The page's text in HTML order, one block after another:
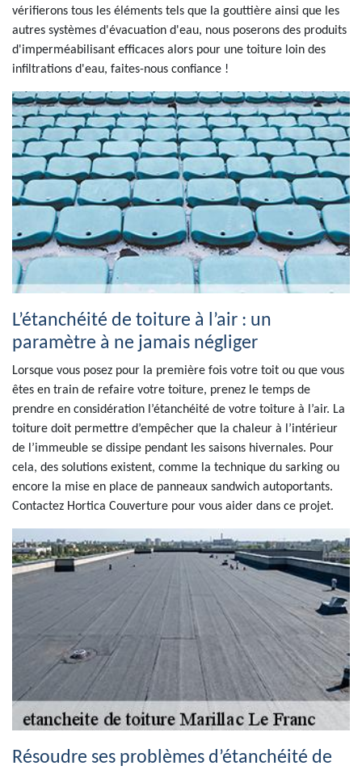
vérifierons tous les éléments tels que la gouttière ainsi que les
autres systèmes d'évacuation d'eau, nous poserons des produits
d'imperméabilisant efficaces alors pour une toiture loin des
infiltrations d'eau, faites-nous confiance !
L’étanchéité de toiture à l’air : un
paramètre à ne jamais négliger
Lorsque vous posez pour la première fois votre toit ou que vous
êtes en train de refaire votre toiture, prenez le temps de
prendre en considération l’étanchéité de votre toiture à l’air. La
toiture doit permettre d’empêcher que la chaleur à l’intérieur
de l’immeuble se dissipe pendant les saisons hivernales. Pour
cela, des solutions existent, comme la technique du sarking ou
encore la mise en place de panneaux sandwich autoportants.
Contactez Hortica Couverture pour vous aider dans ce projet.
Résoudre ses problèmes d’étanchéité de